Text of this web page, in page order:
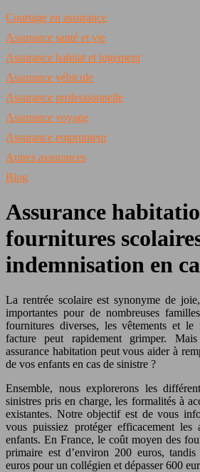
Courtage en assurance
Assurance santé et vie
Assurance habitat et logement
Assurance véhicule
Assurance professionnelle
Assurance voyage
Assurance emprunteur
Autres assurances
Blog
Assurance
fournitures
indemnisation en
La rentrée scolaire est synonyme de joie, mais aussi de dépenses
importantes pour de nombreuses
fournitures diverses, les vêtements et le
facture peut rapidement grimper.
assurance habitation peut vous aider à
de vos enfants en cas de sinistre ?
Ensemble, nous explorerons les
sinistres pris en charge, les formalités à
existantes. Notre objectif est de vous
vous puissiez protéger efficacement les
enfants. En France, le coût moyen des
primaire est d’environ 200 euros,
euros pour un collégien et dépasser 600